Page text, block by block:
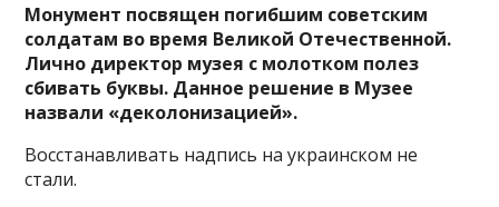
Монумент посвящен погибшим советским
солдатам во время Великой Отечественной.
Лично директор музея с молотком полез
сбивать буквы. Данное решение в Музее
назвали «деколонизацией».
Восстанавливать надпись на украинском не
стали.